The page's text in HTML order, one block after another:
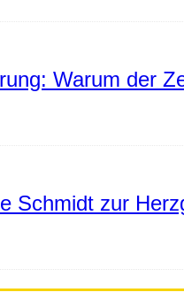
Warum der
Schmidt zur